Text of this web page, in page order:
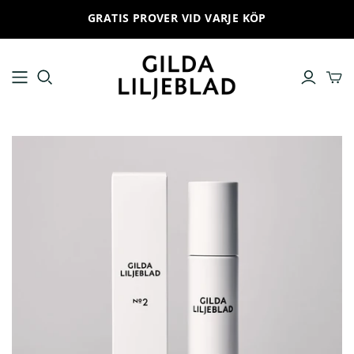
GRATIS PROVER VID VARJE KÖP
ALLA PRODUKTER
Ansiktsrengöring
HUDVÅRDSRUTIN
No 2 Hydrate and prepare
No 4 Give special care